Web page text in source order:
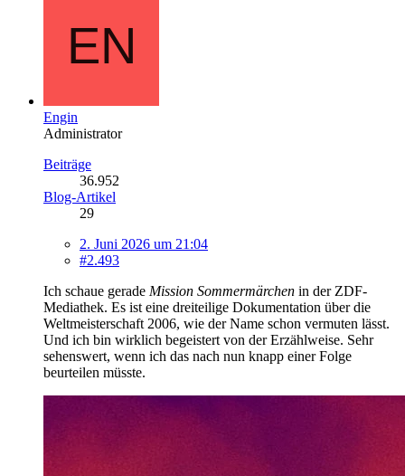
Engin
Administrator
Beiträge
36.952
Blog-Artikel
29
2. Juni 2026 um 21:04
#2.493
Ich schaue gerade Mission Sommermärchen in der ZDF-
Mediathek. Es ist eine dreiteilige Dokumentation über die
Weltmeisterschaft 2006, wie der Name schon vermuten lässt.
Und ich bin wirklich begeistert von der Erzählweise. Sehr
sehenswert, wenn ich das nach nun knapp einer Folge
beurteilen müsste.